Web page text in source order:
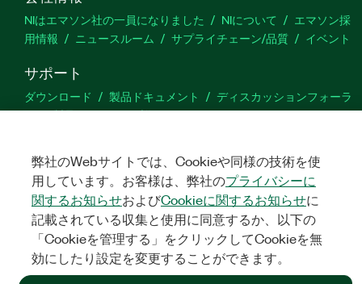
NIはエマソン社の一員になりました NIについて
エマソン採
用情報
ニュースルーム サプライチェーン/品質 イベント
サポート
ダウンロード 製品ドキュメント
ディスカッションフォーラ
ム
製品のアクティブ化 サポートリクエスト
サイトに関
TwitterYouTube
法令関連情報|IMPRINT|プライバシー|クッキーを管理する
NATIONAL INSTRUMENTS CORP. ALL RIGHTS RESERVED.
弊社のWebサイトでは、Cookieや同様の技術を使
用しています。お客様は、弊社のプライバシーに
関するお知らせおよびCookieに関するお知らせに
記載されている収集と使用に同意するか、以下の
「Cookieを管理する」をクリックしてCookieを無
効にしたり設定を変更することができます。